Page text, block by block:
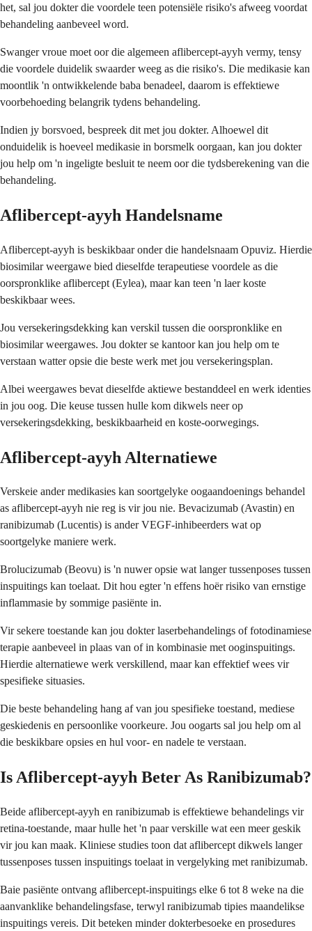
het, sal jou dokter die voordele teen potensiële risiko's afweeg voordat
behandeling aanbeveel word.
Swanger vroue moet oor die algemeen aflibercept-ayyh vermy, tensy
die voordele duidelik swaarder weeg as die risiko's. Die medikasie kan
moontlik 'n ontwikkelende baba benadeel, daarom is effektiewe
voorbehoeding belangrik tydens behandeling.
Indien jy borsvoed, bespreek dit met jou dokter. Alhoewel dit
onduidelik is hoeveel medikasie in borsmelk oorgaan, kan jou dokter
jou help om 'n ingeligte besluit te neem oor die tydsberekening van die
behandeling.
Aflibercept-ayyh Handelsname
Aflibercept-ayyh is beskikbaar onder die handelsnaam Opuviz. Hierdie
biosimilar weergawe bied dieselfde terapeutiese voordele as die
oorspronklike aflibercept (Eylea), maar kan teen 'n laer koste
beskikbaar wees.
Jou versekeringsdekking kan verskil tussen die oorspronklike en
biosimilar weergawes. Jou dokter se kantoor kan jou help om te
verstaan watter opsie die beste werk met jou versekeringsplan.
Albei weergawes bevat dieselfde aktiewe bestanddeel en werk identies
in jou oog. Die keuse tussen hulle kom dikwels neer op
versekeringsdekking, beskikbaarheid en koste-oorwegings.
Aflibercept-ayyh Alternatiewe
Verskeie ander medikasies kan soortgelyke oogaandoenings behandel
as aflibercept-ayyh nie reg is vir jou nie. Bevacizumab (Avastin) en
ranibizumab (Lucentis) is ander VEGF-inhibeerders wat op
soortgelyke maniere werk.
Brolucizumab (Beovu) is 'n nuwer opsie wat langer tussenposes tussen
inspuitings kan toelaat. Dit hou egter 'n effens hoër risiko van ernstige
inflammasie by sommige pasiënte in.
Vir sekere toestande kan jou dokter laserbehandelings of fotodinamiese
terapie aanbeveel in plaas van of in kombinasie met ooginspuitings.
Hierdie alternatiewe werk verskillend, maar kan effektief wees vir
spesifieke situasies.
Die beste behandeling hang af van jou spesifieke toestand, mediese
geskiedenis en persoonlike voorkeure. Jou oogarts sal jou help om al
die beskikbare opsies en hul voor- en nadele te verstaan.
Is Aflibercept-ayyh Beter As Ranibizumab?
Beide aflibercept-ayyh en ranibizumab is effektiewe behandelings vir
retina-toestande, maar hulle het 'n paar verskille wat een meer geskik
vir jou kan maak. Kliniese studies toon dat aflibercept dikwels langer
tussenposes tussen inspuitings toelaat in vergelyking met ranibizumab.
Baie pasiënte ontvang aflibercept-inspuitings elke 6 tot 8 weke na die
aanvanklike behandelingsfase, terwyl ranibizumab tipies maandelikse
inspuitings vereis. Dit beteken minder dokterbesoeke en prosedures